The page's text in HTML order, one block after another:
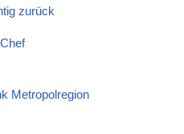
zurück
Metropolregion